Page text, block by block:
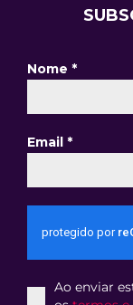
Nome *
Email *
Ao enviar